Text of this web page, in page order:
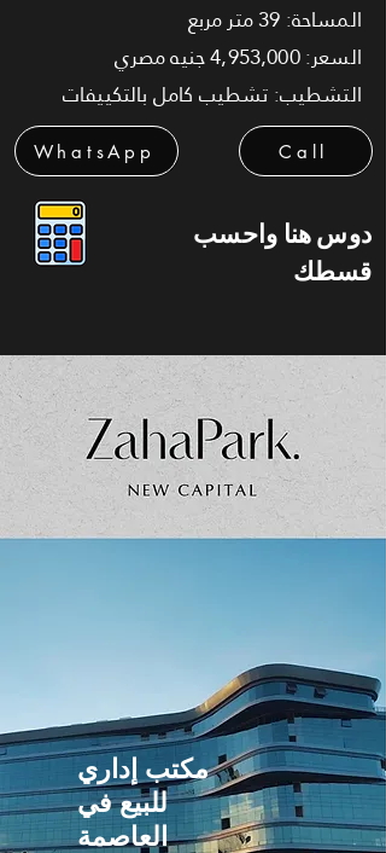
المساحة: 39 متر مربع
السعر: 4,953,000 جنيه مصري
التشطيب: تشطيب كامل بالتكييفات
WhatsApp Call
دوس هنا واحسب
قسطك
مكتب إداري
للبيع في
العاصمة